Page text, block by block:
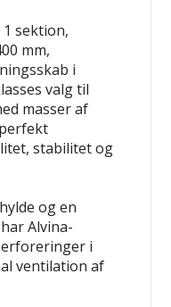
sektion,
mm,
i
valg til
masser af
stabilitet og
og en
Alvina-
i
ventilation af